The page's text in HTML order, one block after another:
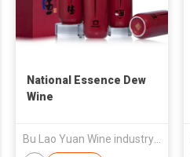
National Essence Dew
Wine
Bu Lao Yuan Wine industry Limited Liability Company